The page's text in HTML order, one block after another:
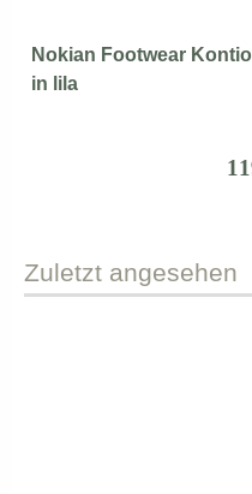
Nokian Footwear
in lila
Zuletzt angesehen